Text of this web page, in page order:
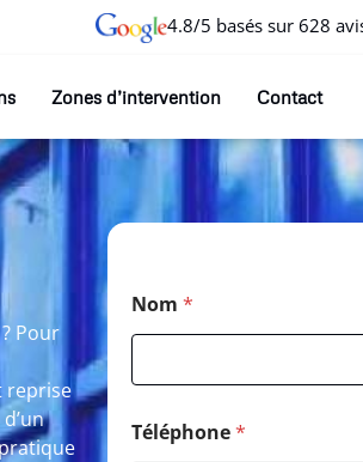
4.8/5 basés sur 628
Zones d’intervention Contact
Pour
reprise
Nom *
Téléphone*